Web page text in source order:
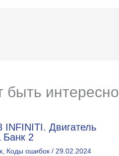
интересно
Двигатель
Банк 2
, Коды ошибок/ 29.02.2024